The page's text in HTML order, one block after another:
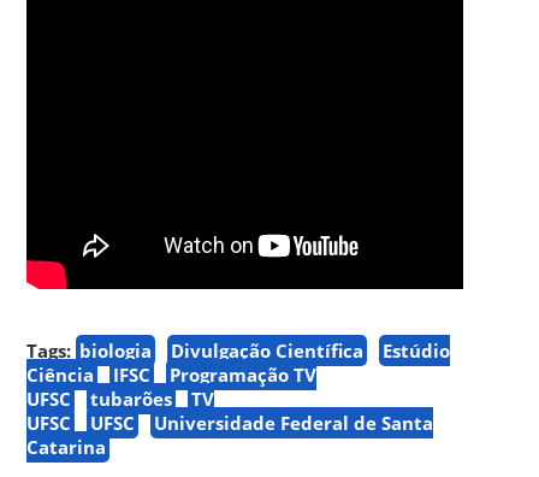
Tags: biologia Divulgação Científica
Estúdio
Ciência
IFSC
Programação TV
UFSC
tubarões
TV
UFSC
UFSC
Universidade Federal de Santa
Catarina